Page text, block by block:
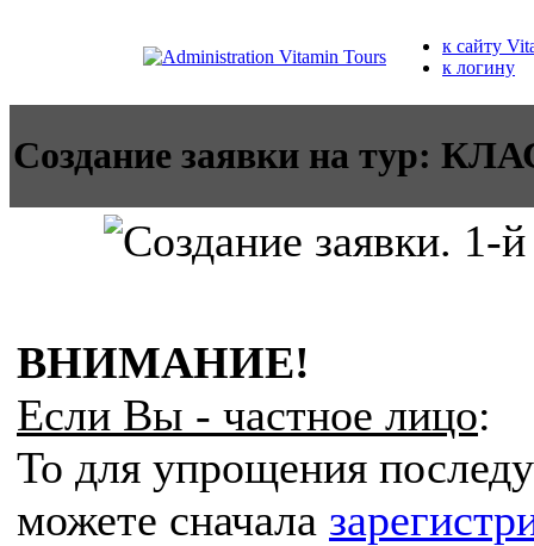
к сайту
к логину
Создание заявки на тур:
ВНИМАНИЕ!
Если Вы - частное лицо:
То для упрощения
можете сначала